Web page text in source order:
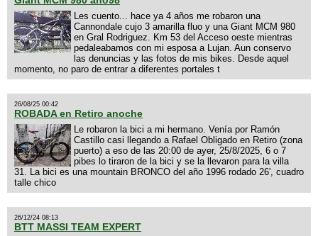
Les cuento... hace ya 4 años me robaron una
Cannondale cujo 3 amarilla fluo y una Giant MCM 980
en Gral Rodriguez. Km 53 del Acceso oeste mientras
pedaleabamos con mi esposa a Lujan. Aun conservo
las denuncias y las fotos de mis bikes. Desde aquel
momento, no paro de entrar a diferentes portales t
26/08/25 00:42
ROBADA en Retiro anoche
Le robaron la bici a mi hermano. Venía por Ramón
Castillo casi llegando a Rafael Obligado en Retiro (zona
puerto) a eso de las 20:00 de ayer, 25/8/2025, 6 o 7
pibes lo tiraron de la bici y se la llevaron para la villa
31. La bici es una mountain BRONCO del año 1996 rodado 26', cuadro
talle chico
26/12/24 08:13
BTT MASSI TEAM EXPERT